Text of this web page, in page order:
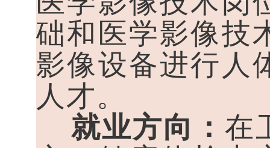
础和医学影像技
影像设备进行人
人才。
就业方向： 在